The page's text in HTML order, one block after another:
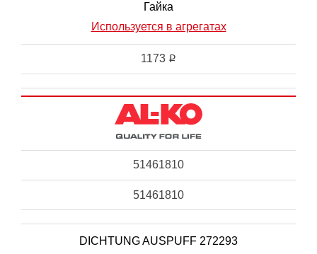
Гайка
Используется в агрегатах
1173 i
51461810
51461810
DICHTUNG AUSPUFF 272293